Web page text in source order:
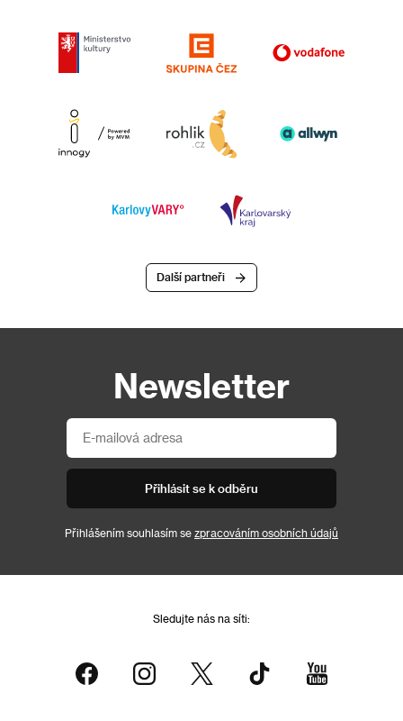
Další partneři
Newsletter
Přihlásit se k odběru
Přihlášením souhlasím se zpracováním osobních údajů
Sledujte nás na síti: